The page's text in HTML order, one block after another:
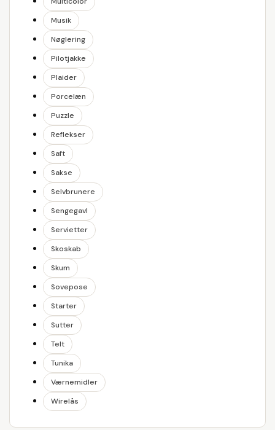
Musik
Nøglering
Pilotjakke
Plaider
Porcelæn
Puzzle
Reflekser
Saft
Sakse
Selvbrunere
Sengegavl
Servietter
Skoskab
Skum
Sovepose
Starter
Sutter
Telt
Tunika
Værnemidler
Wirelås